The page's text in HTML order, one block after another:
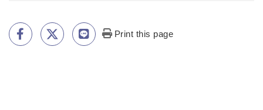
Print this page